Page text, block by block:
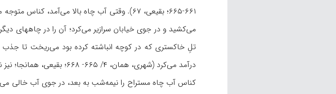
می‌کشید و در جوی خیابان سرازیر می‌کرد؛ آن را در چاههای
تلِ خاکستری که در کوچه انباشته کرده بود می‌ریخت تا جذب
درآمد می‌کرد (شهری، همان، ۴/ ۶۶۵- ۶۶۸؛ بقیعی، همانجا؛ نیز نک‍ : مؤیدمحسنی، ۵۳).
کناس آب چاه مستراح را نیمه‌شب به بعد، در جوی آب خالی